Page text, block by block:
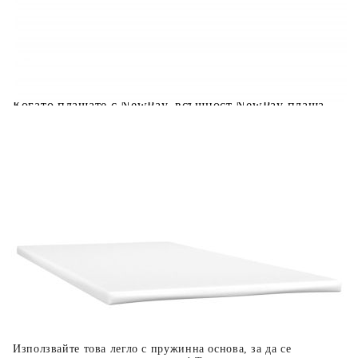
Използвайте това легло с пружинна основа, за да се
Когато плащате с NewPay, всъщност NewPay плаща
Плащане на 6 вноски. Стойността на поръчката се
разпределя в 6 равни месечни вноски с оскъпяване. За
покупки на стойност до 2000 лв. / €1022.61